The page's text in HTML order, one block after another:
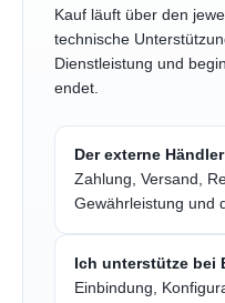
Kauf läuft über den
technische
Dienstleistung und
endet.
Der externe
Zahlung, Versand,
Gewährleistung und
Ich unterstütze bei
Einbindung,